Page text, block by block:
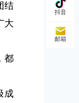
结
大
都
成
抖音
邮箱